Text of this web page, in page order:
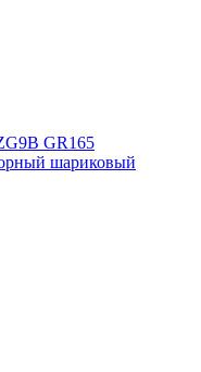
GR165
шариковый